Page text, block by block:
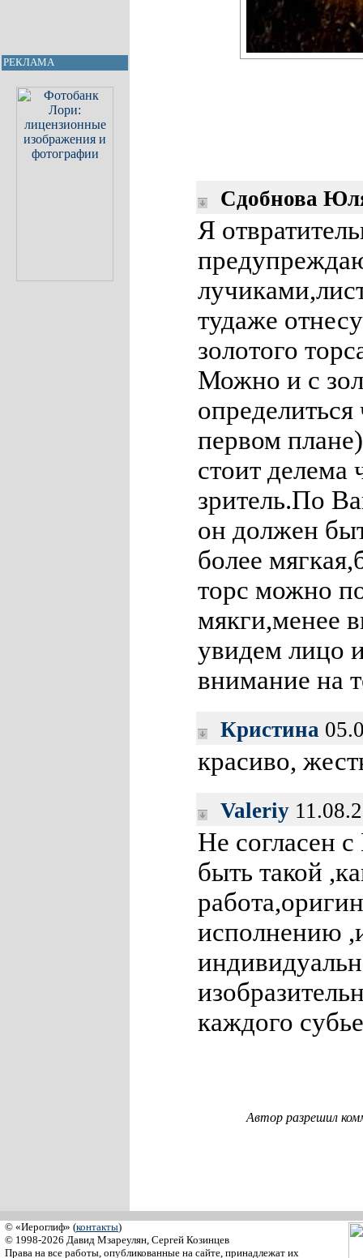
РЕКЛАМА
Сдобнова
Я
тудаже
золотого
Можно и с
определиться
первом
стоит делема
зритель.По
он должен
более
торс можно
мякги,менее
увидем лицо
внимание на
Кристина
красиво,
Valeriy
Не согласен
быть такой
исполнению
каждого
Автор разрешил
© «Иероглиф» (контакты)
© 1998-2026 Давид Мзареулян, Сергей Козинцев
Права на все работы, опубликованные на сайте, принадлежат их